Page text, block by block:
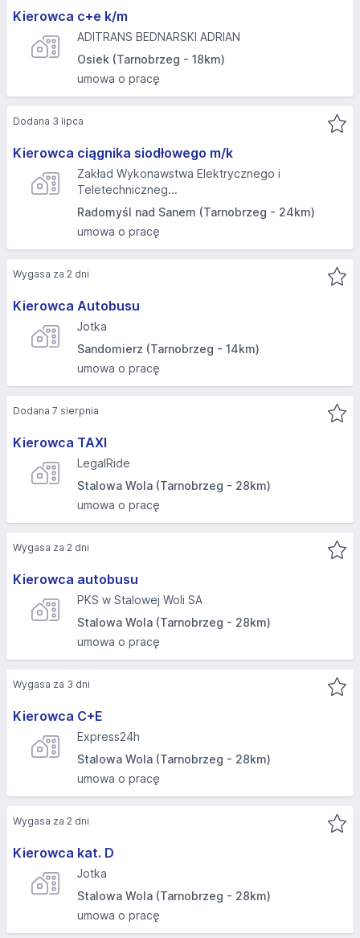
Kierowca c+e k/m
ADITRANS BEDNARSKI ADRIAN
Osiek (Tarnobrzeg - 18km)
umowa o pracę
Kierowca ciągnika siodłowego m/k
Zakład Wykonawstwa Elektrycznego i
Teletechniczneg...
Radomyśl nad Sanem (Tarnobrzeg - 24km)
umowa o pracę
Dodana 3 lipca
Kierowca Autobusu
Jotka
Sandomierz (Tarnobrzeg - 14km)
umowa o pracę
Wygasa za 2 dni
Kierowca TAXI
LegalRide
Stalowa Wola (Tarnobrzeg - 28km)
umowa o pracę
Dodana 7 sierpnia
Kierowca autobusu
PKS w Stalowej Woli SA
Stalowa Wola (Tarnobrzeg - 28km)
umowa o pracę
Wygasa za 2 dni
Kierowca C+E
Express24h
Stalowa Wola (Tarnobrzeg - 28km)
umowa o pracę
Wygasa za 3 dni
Kierowca kat. D
Jotka
Stalowa Wola (Tarnobrzeg - 28km)
umowa o pracę
Wygasa za 2 dni